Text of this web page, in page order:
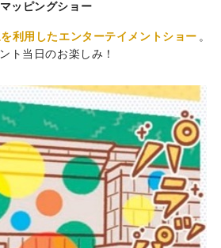
ッピングショー
利用したエンターテイメントショー 。
ト当日のお楽しみ！